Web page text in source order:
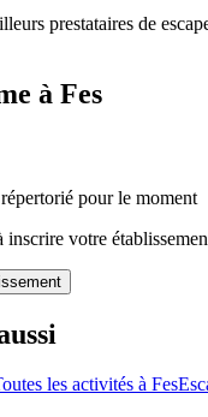
prestataires de
à Fes
pour le moment
inscrire votre
les activités à Fes